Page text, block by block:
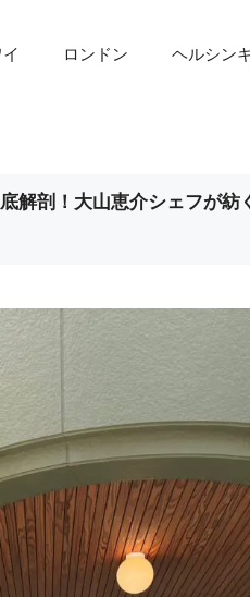
ロンドン ヘルシン
解剖！大山恵介シェフが紡